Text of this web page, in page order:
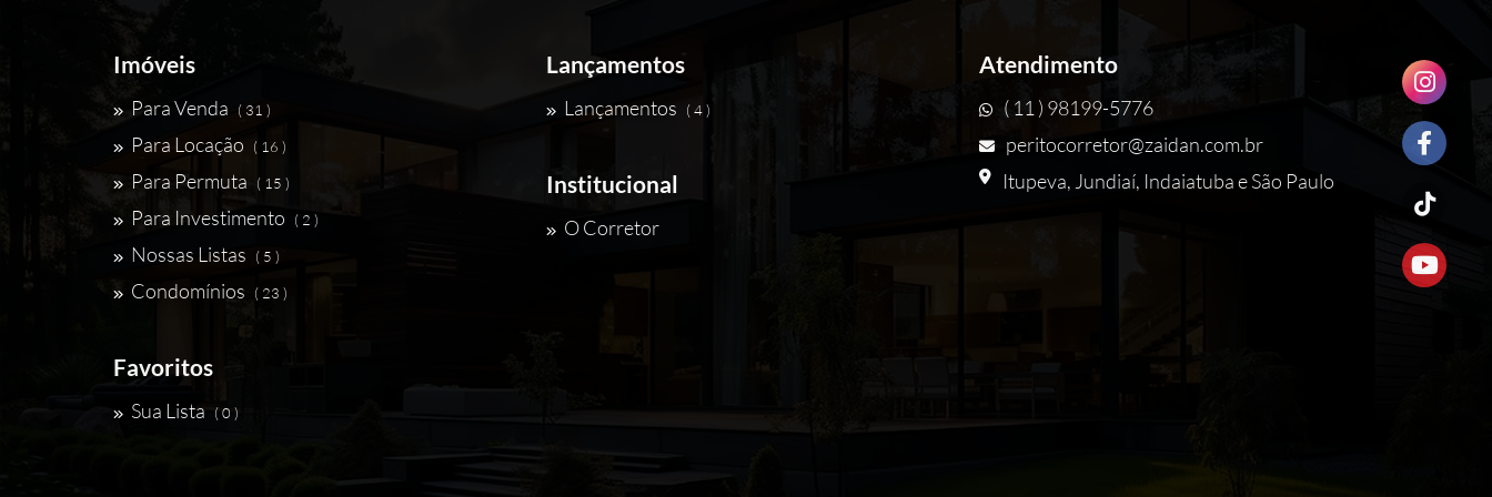
Imóveis
Para Venda ( 31 )
Para Locação ( 16 )
Para Permuta ( 15 )
Para Investimento ( 2 )
Nossas Listas ( 5 )
Condomínios ( 23 )
Favoritos
Sua Lista ( 0 )
Lançamentos
Lançamentos ( 4 )
Institucional
O Corretor
Atendimento
( 11 ) 98199-5776
peritocorretor@zaidan.com.br
Itupeva, Jundiaí, Indaiatuba e São Paulo